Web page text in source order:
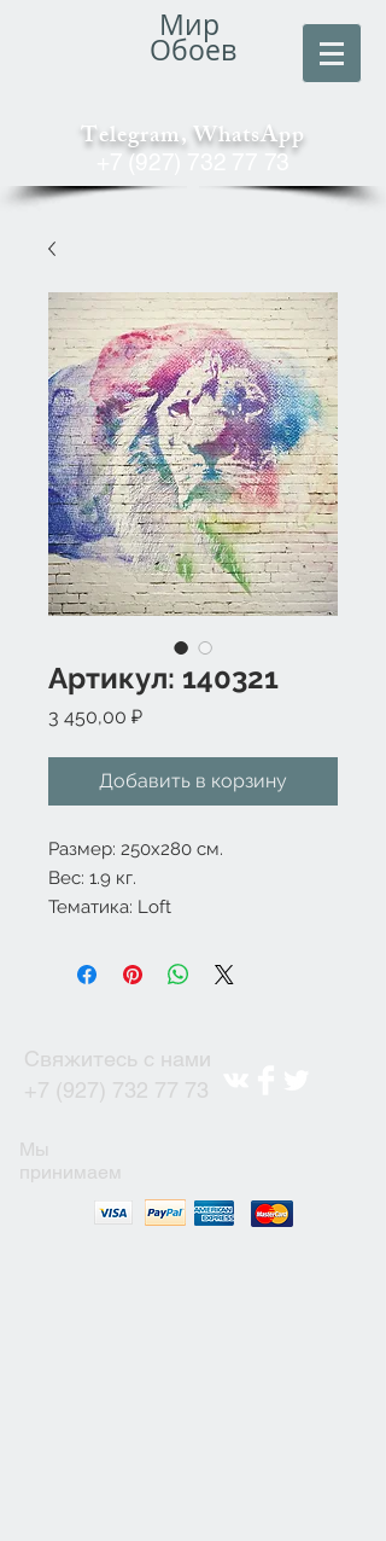
Мир
Обоев
Telegram, WhatsApp
+7 (927) 732 77 73
Артикул: 140321
3 450,00 ₽Цена
Добавить в корзину
Размер: 250x280 см.
Вес: 1.9 кг.
Тематика: Loft
Свяжитесь с нами
+7 (927) 732 77 73
Мы
принимаем